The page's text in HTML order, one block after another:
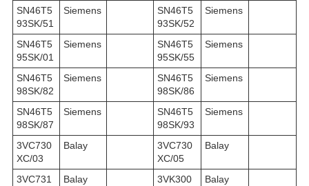
SN46T5
93SK/51
Siemens
SN46T5
93SK/52
Siemens
SN46T5
95SK/01
Siemens
SN46T5
95SK/55
Siemens
SN46T5
98SK/82
Siemens
SN46T5
98SK/86
Siemens
SN46T5
98SK/87
Siemens
SN46T5
98SK/93
Siemens
3VC730
XC/03
Balay
3VC730
XC/05
Balay
3VC731
Balay
3VK300
Balay